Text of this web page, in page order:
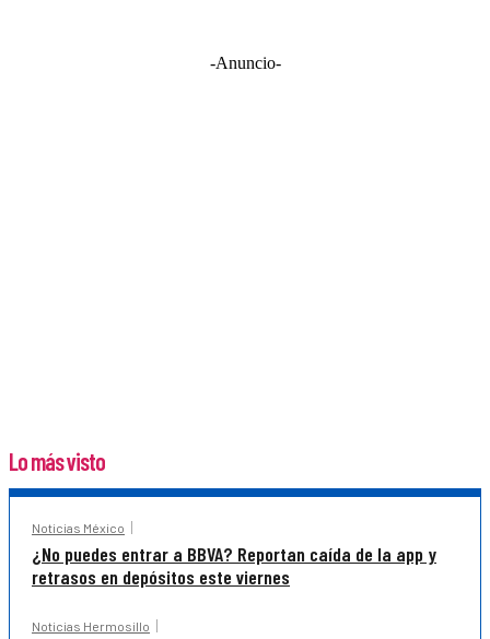
-Anuncio-
Lo más visto
Noticias México
¿No puedes entrar a BBVA? Reportan caída de la app y
retrasos en depósitos este viernes
Noticias Hermosillo